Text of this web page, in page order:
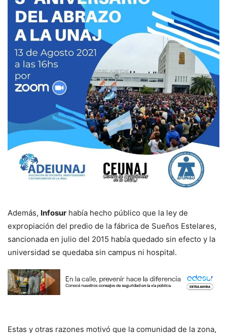
Además, Infosur había hecho público que la ley de
expropiación del predio de la fábrica de Sueños Estelares,
sancionada en julio del 2015 había quedado sin efecto y la
universidad se quedaba sin campus ni hospital.
Estas y otras razones motivó que la comunidad de la zona,